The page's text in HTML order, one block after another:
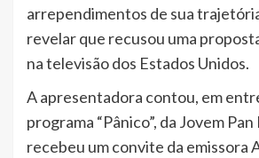
arrependimentos de sua
revelar que recusou uma
na televisão dos Estados Unidos.
A apresentadora contou, em
programa “Pânico”, da Jovem
recebeu um convite da emissora